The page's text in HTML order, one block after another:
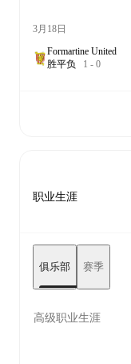
3月18日
Formartine United
胜平负 1 - 0
职业生涯
俱乐部 赛季
高级职业生涯